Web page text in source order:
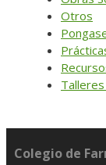
Otros
Colegio de